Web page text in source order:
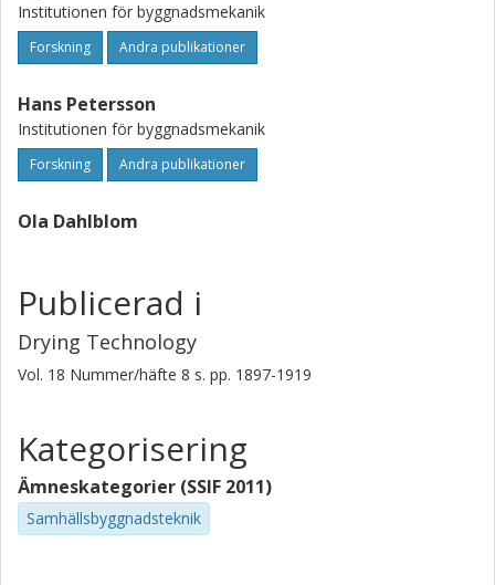
Institutionen för byggnadsmekanik
Forskning Andra publikationer
Hans Petersson
Institutionen för byggnadsmekanik
Forskning Andra publikationer
Ola Dahlblom
Publicerad i
Drying Technology
Vol. 18 Nummer/häfte 8 s. pp. 1897-1919
Kategorisering
Ämneskategorier (SSIF 2011)
Samhällsbyggnadsteknik